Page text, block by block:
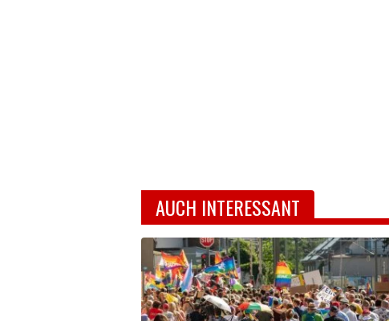
AUCH INTERESSANT